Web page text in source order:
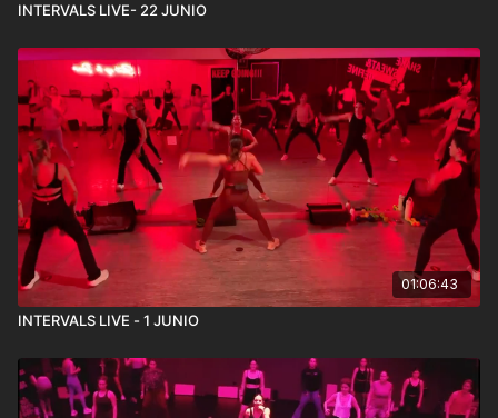
INTERVALS LIVE- 22 JUNIO
01:06:43
INTERVALS LIVE - 1 JUNIO